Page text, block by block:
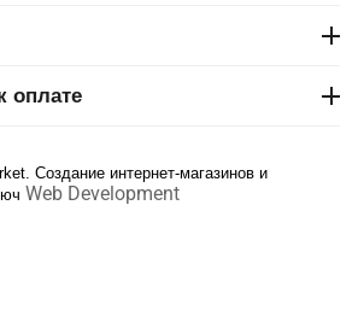
оплате
Создание интернет-магазинов и
Web Development